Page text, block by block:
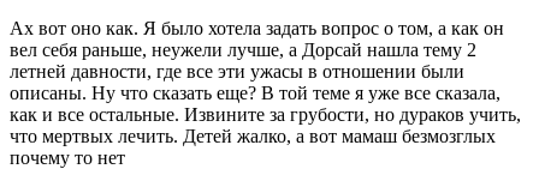
Ах вот оно как. Я было хотела задать вопрос о том, а как он
вел себя раньше, неужели лучше, а Дорсай нашла тему 2
летней давности, где все эти ужасы в отношении были
описаны. Ну что сказать еще? В той теме я уже все сказала,
как и все остальные. Извините за грубости, но дураков учить,
что мертвых лечить. Детей жалко, а вот мамаш безмозглых
почему то нет